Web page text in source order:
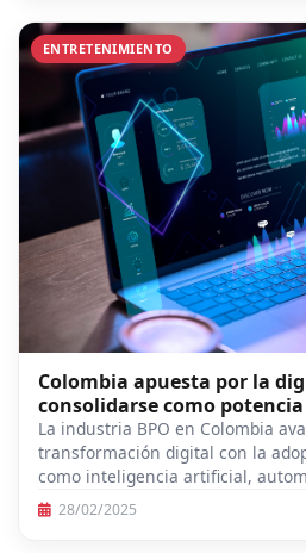
ENTRETENIMIENTO
Colombia apuesta por la
consolidarse como
La industria BPO en Colombia
transformación digital con la
como inteligencia artificial,
28/02/2025